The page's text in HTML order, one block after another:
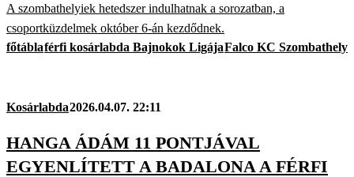
A szombathelyiek hetedszer indulhatnak a sorozatban, a
csoportküzdelmek október 6-án kezdődnek.
főtáblaférfi kosárlabda Bajnokok LigájaFalco KC Szombathely
Kosárlabda2026.04.07. 22:11
HANGA ÁDÁM 11 PONTJÁVAL
EGYENLÍTETT A BADALONA A FÉRFI